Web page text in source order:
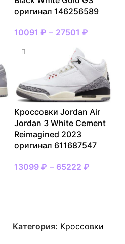
оригинал 146256589
10091 ₽ – 27501 ₽
Кроссовки Jordan Air
Jordan 3 White Cement
Reimagined 2023
оригинал 611687547
13099 ₽ – 65222 ₽
Категория: Кроссовки